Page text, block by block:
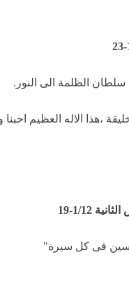
سلطان الظلمة الى النور.
،هذا الاله العظيم
1/12-19
فى كل سيرة"